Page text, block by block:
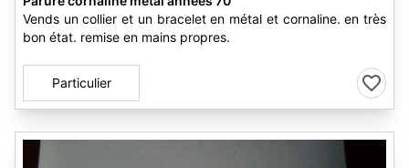
Vends un collier et un bracelet en métal et cornaline. en très
bon état. remise en mains propres.
Particulier